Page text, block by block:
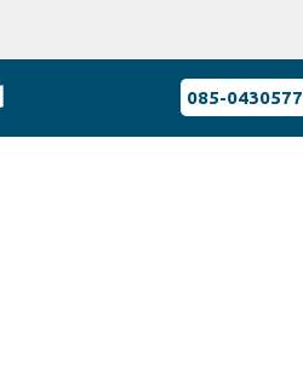
085-0430577